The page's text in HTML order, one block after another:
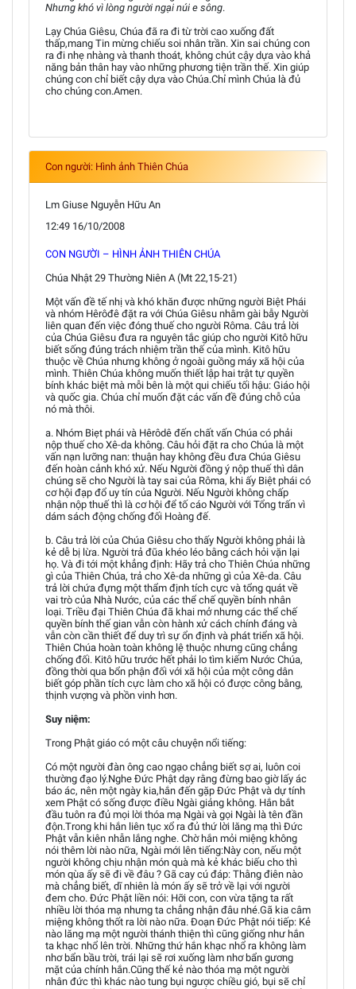
Nhưng khó vì lòng người ngại núi e sông.
Lạy Chúa Giêsu, Chúa đã ra đi từ trời cao xuống đất
thấp,mang Tin mừng chiếu soi nhân trần. Xin sai chúng con
ra đi nhẹ nhàng và thanh thoát, không chút cậy dựa vào khả
năng bản thân hay vào những phương tiện trần thế. Xin giúp
chúng con chỉ biết cậy dựa vào Chúa.Chỉ mình Chúa là đủ
cho chúng con.Amen.
Con người: Hình ảnh Thiên Chúa
Lm Giuse Nguyễn Hữu An
12:49 16/10/2008
CON NGƯỜI – HÌNH ẢNH THIÊN CHÚA
Chúa Nhật 29 Thường Niên A (Mt 22,15-21)
Một vấn đề tế nhị và khó khăn được những người Biệt Phái
và nhóm Hêrôđê đặt ra với Chúa Giêsu nhằm gài bẫy Người
liên quan đến việc đóng thuế cho người Rôma. Câu trả lời
của Chúa Giêsu đưa ra nguyên tắc giúp cho người Kitô hữu
biết sống đúng trách nhiệm trần thế của mình. Kitô hữu
thuộc về Chúa nhưng không ở ngoài guồng máy xã hội của
mình. Thiên Chúa không muốn thiết lập hai trật tự quyền
bính khác biệt mà mỗi bên là một qui chiếu tối hậu: Giáo hội
và quốc gia. Chúa chỉ muốn đặt các vấn đề đúng chỗ của
nó mà thôi.
a. Nhóm Biẹt phái và Hêrôdê đến chất vấn Chúa có phải
nộp thuế cho Xê-da không. Câu hỏi đặt ra cho Chúa là một
vấn nạn lưỡng nan: thuận hay không đều đưa Chúa Giêsu
đến hoàn cảnh khó xử. Nếu Người đồng ý nộp thuế thì dân
chúng sẽ cho Người là tay sai của Rôma, khi ấy Biệt phái có
cơ hội đạp đổ uy tín của Người. Nếu Người không chấp
nhận nộp thuế thì là cơ hội để tố cáo Người với Tổng trấn vì
dám sách động chống đối Hoàng đế.
b. Câu trả lời của Chúa Giêsu cho thấy Người không phải là
kẻ dễ bị lừa. Người trả đũa khéo léo bằng cách hỏi vặn lại
họ. Và đi tới một khẳng định: Hãy trả cho Thiên Chúa những
gì của Thiên Chúa, trả cho Xê-da những gì của Xê-da. Câu
trả lời chứa đựng một thẩm định tích cực và tổng quát về
vai trò của Nhà Nước, của các thể chế quyền bính nhân
loại. Triều đại Thiên Chúa đã khai mở nhưng các thể chế
quyền bính thế gian vẫn còn hành xử cách chính đáng và
vẫn còn cần thiết để duy trì sự ổn định và phát triển xã hội.
Thiên Chúa hoàn toàn không lệ thuộc nhưng cũng chẳng
chống đối. Kitô hữu trước hết phải lo tìm kiếm Nước Chúa,
đồng thời qua bổn phận đối với xã hội của một công dân
biết góp phần tích cực làm cho xã hội có được công bằng,
thịnh vượng và phồn vinh hơn.
Suy niệm:
Trong Phật giáo có một câu chuyện nổi tiếng:
Có một người đàn ông cao ngạo chẳng biết sợ ai, luôn coi
thường đạo lý.Nghe Đức Phật dạy rằng đừng bao giờ lấy ác
báo ác, nên một ngày kia,hắn đến gặp Đức Phật và dự tính
xem Phật có sống được điều Ngài giảng không. Hắn bắt
đầu tuôn ra đủ mọi lời thóa mạ Ngài và gọi Ngài là tên đần
độn.Trong khi hắn liên tục xổ ra đủ thứ lời lăng mạ thì Đức
Phật vẫn kiên nhẫn lắng nghe. Chờ hắn mỏi miệng không
nói thêm lời nào nữa, Ngài mới lên tiếng:Này con, nếu một
người không chịu nhận món quà mà kẻ khác biếu cho thì
món qùa ấy sẽ đi về đâu ? Gã cay cú đáp: Thằng điên nào
mà chẳng biết, dĩ nhiên là món ấy sẽ trở về lại với người
đem cho. Đức Phật liền nói: Hỡi con, con vừa tặng ta rất
nhiều lời thóa mạ nhưng ta chẳng nhận đâu nhé.Gã kia câm
miệng không thốt ra lời nào nữa. Đoạn Đức Phật nói tiếp: Kẻ
nào lăng mạ một người thánh thiện thì cũng giống như hắn
ta khạc nhổ lên trời. Những thứ hắn khạc nhổ ra không làm
nhơ bẩn bầu trời, trái lại sẽ rơi xuống làm nhơ bẩn gương
mặt của chính hắn.Cũng thế kẻ nào thóa mạ một người
nhân đức thì khác nào tung bụi ngược chiều gió, bụi sẽ chỉ